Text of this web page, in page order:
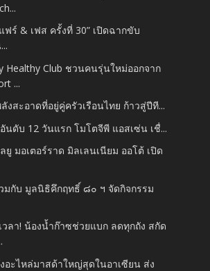
ฟร์ & เฟส ครั้งที่ 30” เปิดฉากขับ
Healthy Club ชวนคนรุ่นใหม่ออกจาก
...
ลังสะอาดที่อยู่คู่ครัวเรือนไทย ก้าวสู่ปีที...
อันดับ 12 วันแรก โมโตจีพี แอสเซ่น เชื่...
ยู มอเตอร์ราด มิลเลนเนียม ออโต้ เปิด
มกับ มูลนิธิคึกฤทธิ์ ๘๐ ฯ จัดกิจกรรม
วลา! น้องน้ำก๊าซช่วยแบก ลดทุกถัง สกัด
อะไหล่มาสด้าใหญ่สุดในอาเซียน ส่ง